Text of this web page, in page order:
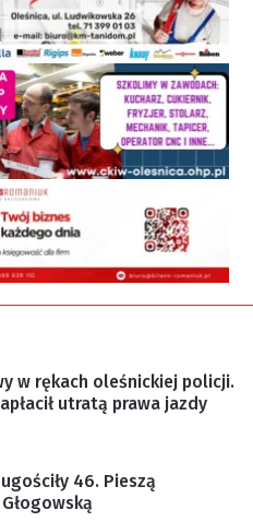
w rękach oleśnickiej policji.
utratą prawa jazdy
46. Pieszą